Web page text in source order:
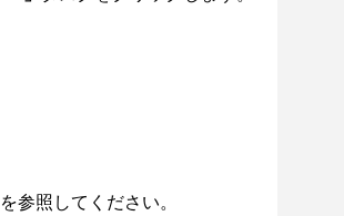
を参照してください。